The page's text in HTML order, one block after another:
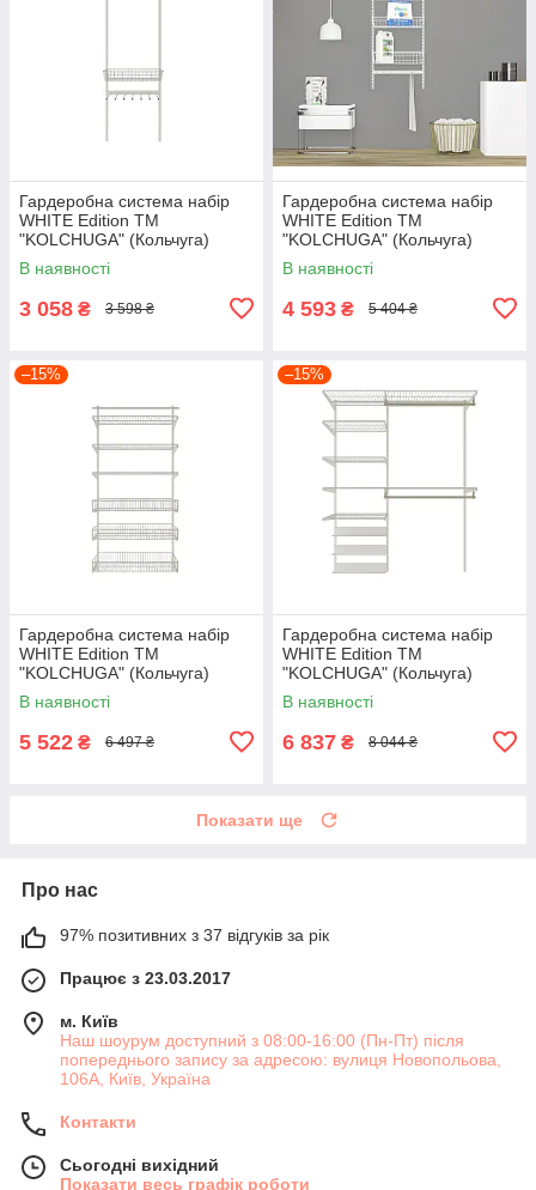
Гардеробна система набір
WHITE Edition ТМ
"KOLCHUGA" (Кольчуга)
(600-20-034)
В наявності
3 058 ₴ 3 598 ₴
Гардеробна система набір
WHITE Edition ТМ
"KOLCHUGA" (Кольчуга)
(600-15-027)
В наявності
4 593 ₴ 5 404 ₴
–15%
Гардеробна система набір
WHITE Edition ТМ
"KOLCHUGA" (Кольчуга)
(900-20-005)
В наявності
5 522 ₴ 6 497 ₴
–15%
Гардеробна система набір
WHITE Edition ТМ
"KOLCHUGA" (Кольчуга)
(1500-20-021)
В наявності
6 837 ₴ 8 044 ₴
Показати ще
Про нас
97% позитивних з 37 відгуків за рік
Працює з 23.03.2017
м. Київ
Наш шоурум доступний з 08:00-16:00 (Пн-Пт) після
попереднього запису за адресою: вулиця Новопольова,
106А, Київ, Україна
Контакти
Сьогодні вихідний
Показати весь графік роботи